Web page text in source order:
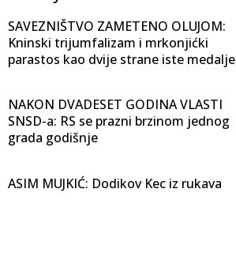
SAVEZNIŠTVO ZAMETENO OLUJOM:
Kninski trijumfalizam i mrkonjićki
parastos kao dvije strane iste medalje
NAKON DVADESET GODINA VLASTI
SNSD-a: RS se prazni brzinom jednog
grada godišnje
ASIM MUJKIĆ: Dodikov Kec iz rukava